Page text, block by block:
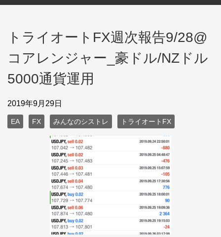
トライオートFX週次報告9/28@
コアレンジャー_豪ドル/NZドル
5000通貨運用
2019年9月29日
EA FX みんなのシストレ トライオートFX